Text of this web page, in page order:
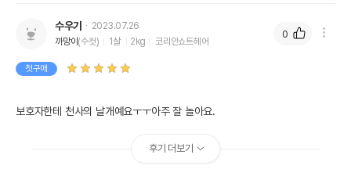
수우기
2023.07.26
까망이 (수컷) 1살 2kg 코리안쇼트헤어
첫구매
보호자한테 천사의 날개예요ㅜㅜ아주 잘 놀아요.
0
후기 더보기